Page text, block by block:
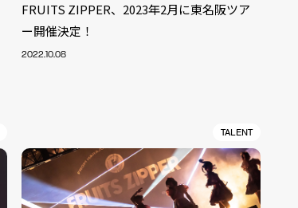
FRUITS ZIPPER、2023年2月に東名阪ツア
ー開催決定！
2022.10.08
TALENT